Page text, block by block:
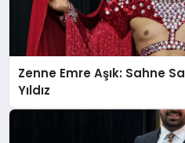
Zenne Emre Aşık: Sahne
Yıldız